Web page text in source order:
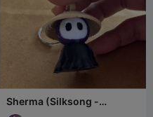
Sherma (Silksong -
Touches de clavier)